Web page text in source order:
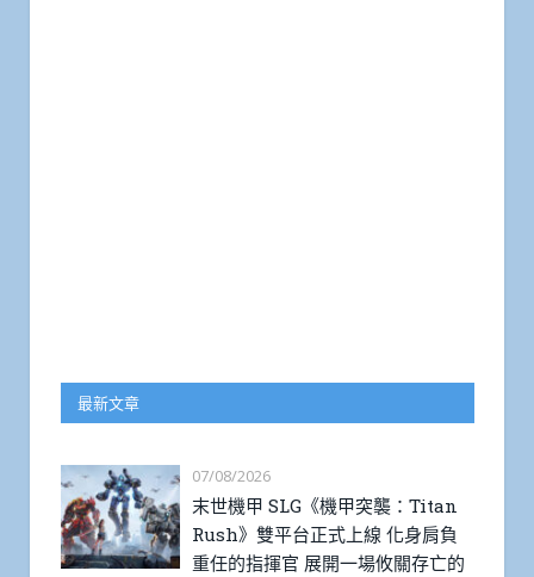
最新文章
07/08/2026
末世機甲 SLG《機甲突襲：Titan
Rush》雙平台正式上線 化身肩負
重任的指揮官 展開一場攸關存亡的